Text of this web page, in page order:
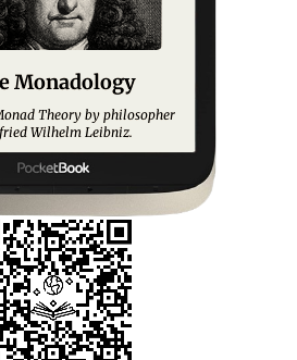
Monadology
Theory by philosopher
Wilhelm Leibniz.